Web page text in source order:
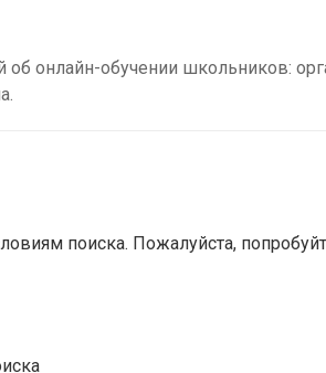
об онлайн-обучении школьников:
поиска. Пожалуйста,